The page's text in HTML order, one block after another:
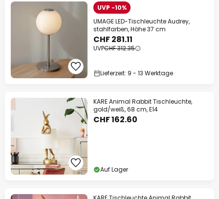
UVP -10%
UMAGE LED-Tischleuchte Audrey,
stahlfarben, Höhe 37 cm
CHF 281.11
UVPCHF 312.35
Lieferzeit: 9 - 13 Werktage
KARE Animal Rabbit Tischleuchte,
gold/weiß, 68 cm, E14
CHF 162.60
Auf Lager